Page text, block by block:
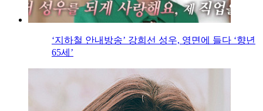
‘지하철 안내방송’ 강희선 성우, 영면에 들다 ‘향년
65세’